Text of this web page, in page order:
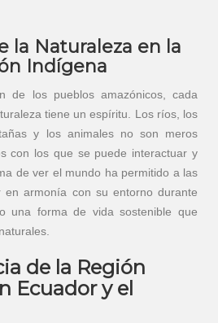
la Naturaleza en la
Indígena
de los pueblos amazónicos, cada
tiene un espíritu. Los ríos, los
y los animales no son meros
con los que se puede interactuar y
de ver el mundo ha permitido a las
en armonía con su entorno durante
una forma de vida sostenible que
de la Región
Ecuador y el